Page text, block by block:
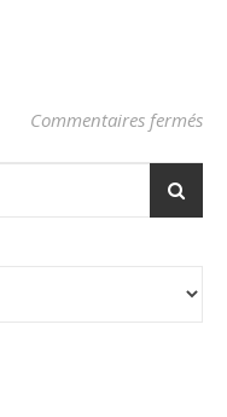
Commentaires fermés